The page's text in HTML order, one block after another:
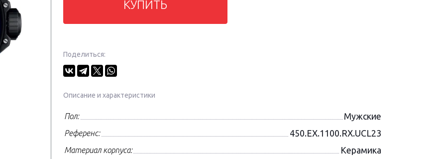
КУПИТЬ
Поделиться:
Описание и характеристики
Пол: Мужские
Референс: 450.EX.1100.RX.UCL23
Материал корпуса: Керамика